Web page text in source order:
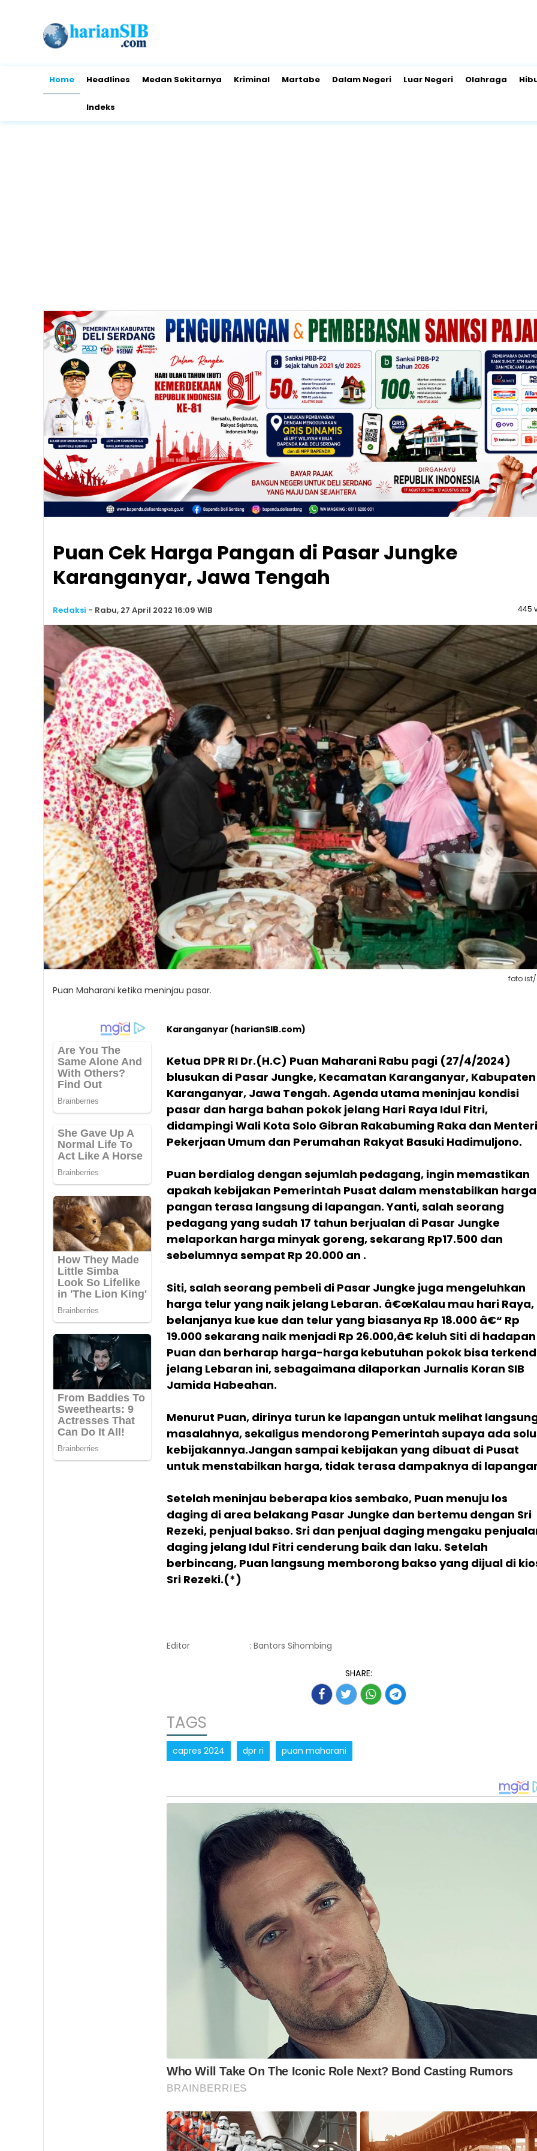
Home Headlines Medan Sekitarnya Kriminal Martabe Dalam Negeri Luar Negeri Olahraga
Indeks
Puan Cek Harga Pangan di Pasar Jungke
Karanganyar, Jawa Tengah
Redaksi - Rabu, 27 April 2022 16:09 WIB 445
foto
Puan Maharani ketika meninjau pasar.
Karanganyar (harianSIB.com)
Ketua DPR RI Dr.(H.C) Puan Maharani Rabu pagi (27/4/2024)
blusukan di Pasar Jungke, Kecamatan Karanganyar, Kabupaten
Karanganyar, Jawa Tengah. Agenda utama meninjau kondisi
pasar dan harga bahan pokok jelang Hari Raya Idul Fitri,
didampingi Wali Kota Solo Gibran Rakabuming Raka dan Menteri
Pekerjaan Umum dan Perumahan Rakyat Basuki Hadimuljono.
Puan berdialog dengan sejumlah pedagang, ingin memastikan
apakah kebijakan Pemerintah Pusat dalam menstabilkan harga
pangan terasa langsung di lapangan. Yanti, salah seorang
pedagang yang sudah 17 tahun berjualan di Pasar Jungke
melaporkan harga minyak goreng, sekarang Rp17.500 dan
sebelumnya sempat Rp 20.000 an .
Siti, salah seorang pembeli di Pasar Jungke juga mengeluhkan
harga telur yang naik jelang Lebaran. â€œKalau mau hari Raya,
belanjanya kue kue dan telur yang biasanya Rp 18.000 â€“ Rp
19.000 sekarang naik menjadi Rp 26.000,â€ keluh Siti di hadapan
Puan dan berharap harga-harga kebutuhan pokok bisa
jelang Lebaran ini, sebagaimana dilaporkan Jurnalis Koran SIB
Jamida Habeahan.
Menurut Puan, dirinya turun ke lapangan untuk melihat
masalahnya, sekaligus mendorong Pemerintah supaya ada
kebijakannya.Jangan sampai kebijakan yang dibuat di Pusat
untuk menstabilkan harga, tidak terasa dampaknya di
Setelah meninjau beberapa kios sembako, Puan menuju los
daging di area belakang Pasar Jungke dan bertemu dengan Sri
Rezeki, penjual bakso. Sri dan penjual daging mengaku
daging jelang Idul Fitri cenderung baik dan laku. Setelah
berbincang, Puan langsung memborong bakso yang dijual di
Sri Rezeki.(*)
Editor : Bantors Sihombing
SHARE:
TAGS
capres 2024 dpr ri puan maharani